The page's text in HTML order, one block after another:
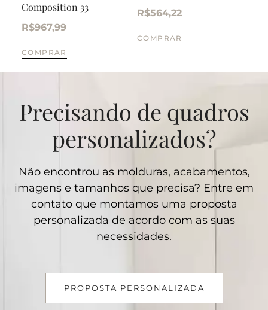
Composition 33
R$967,99
COMPRAR
R$564,22
COMPRAR
Precisando de quadros
personalizados?
Não encontrou as molduras, acabamentos,
imagens e tamanhos que precisa? Entre em
contato que montamos uma proposta
personalizada de acordo com as suas
necessidades.
PROPOSTA PERSONALIZADA